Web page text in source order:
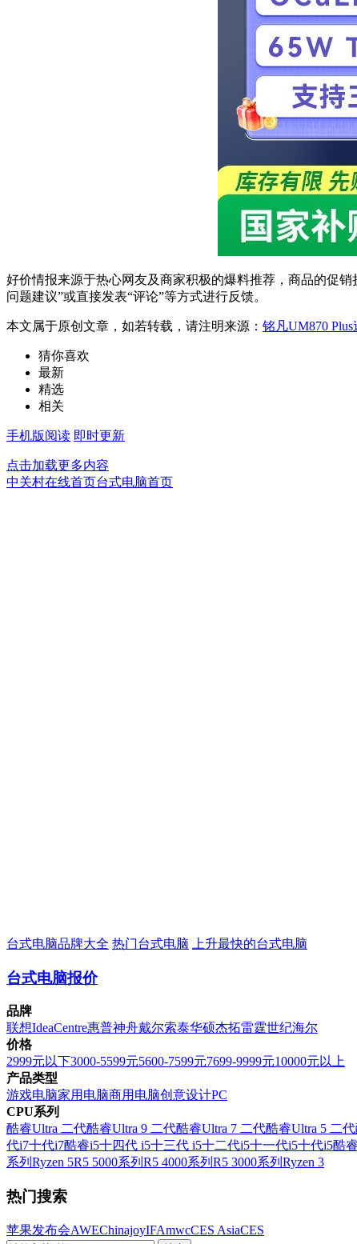
好价情报来源于热心网友及商家积极的爆料推荐，商品的促
问题建议”或直接发表“评论”等方式进行反馈。
本文属于原创文章，如若转载，请注明来源： 铭凡UM870
猜你喜欢
最新
精选
相关
手机版阅读 即时更新
点击加载更多内容
中关村在线首页台式电脑首页
台式电脑品牌大全 热门台式电脑 上升最快的台式电脑
台式电脑报价
品牌
联想IdeaCentre惠普神舟戴尔索泰华硕杰拓雷霆世纪海尔
价格
2999元以下3000-5599元5600-7599元7699-9999元10000元以上
产品类型
游戏电脑家用电脑商用电脑创意设计PC
CPU系列
酷睿Ultra 二代酷睿Ultra 9 二代酷睿Ultra 7 二代酷睿Ultra 5 二代
代i7十代i7酷睿i5十四代 i5十三代 i5十二代i5十一代i5十代i5酷
系列 Ryzen 5R5 5000系列 R5 4000系列 R5 3000系列 Ryzen 3
热门搜索
苹果发布会AWEChinajoyIFAmwcCES AsiaCES